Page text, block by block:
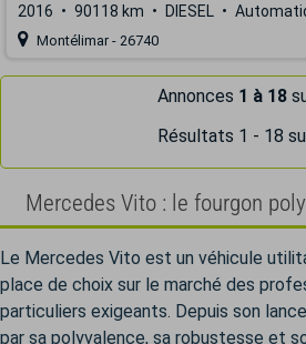
2016 90118 km DIESEL
Montélimar - 26740
Annonces 1 à 18
Résultats 1 - 18
Mercedes Vito : le fourgon
Le Mercedes Vito est un véhicule
place de choix sur le marché des
particuliers exigeants. Depuis son
par sa polyvalence, sa robustesse et